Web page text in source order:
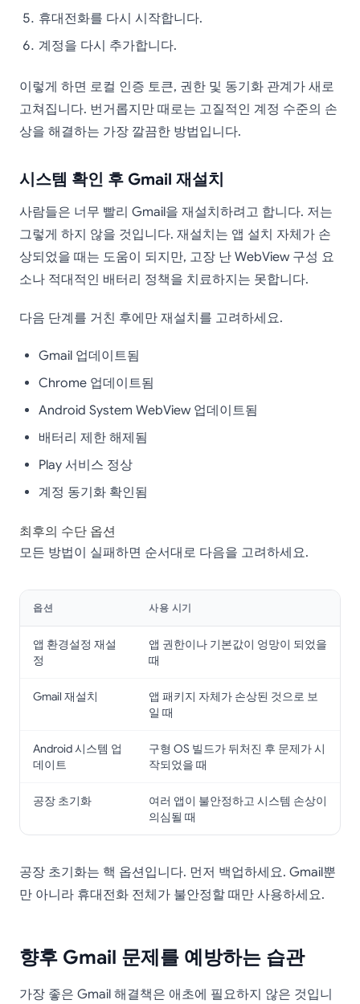
휴대전화를 다시 시작합니다.
계정을 다시 추가합니다.
이렇게 하면 로컬 인증 토큰, 권한 및 동기화 관계가 새로
고쳐집니다. 번거롭지만 때로는 고질적인 계정 수준의 손
상을 해결하는 가장 깔끔한 방법입니다.
시스템 확인 후 Gmail 재설치
사람들은 너무 빨리 Gmail을 재설치하려고 합니다. 저는
그렇게 하지 않을 것입니다. 재설치는 앱 설치 자체가 손
상되었을 때는 도움이 되지만, 고장 난 WebView 구성 요
소나 적대적인 배터리 정책을 치료하지는 못합니다.
다음 단계를 거친 후에만 재설치를 고려하세요.
Gmail 업데이트됨
Chrome 업데이트됨
Android System WebView 업데이트됨
배터리 제한 해제됨
Play 서비스 정상
계정 동기화 확인됨
최후의 수단 옵션
모든 방법이 실패하면 순서대로 다음을 고려하세요.
옵션 사용 시기
앱 환경설정 재설
정
앱 권한이나 기본값이 엉망이 되었을
때
Gmail 재설치
앱 패키지 자체가 손상된 것으로 보
일 때
Android 시스템 업
데이트
구형 OS 빌드가 뒤처진 후 문제가 시
작되었을 때
공장 초기화
여러 앱이 불안정하고 시스템 손상이
의심될 때
공장 초기화는 핵 옵션입니다. 먼저 백업하세요. Gmail뿐
만 아니라 휴대전화 전체가 불안정할 때만 사용하세요.
향후 Gmail 문제를 예방하는 습관
가장 좋은 Gmail 해결책은 애초에 필요하지 않은 것입니